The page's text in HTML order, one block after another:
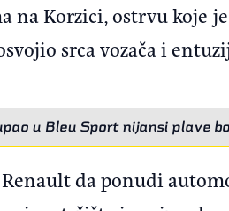
na Korzici, ostrvu koje
srca vozača i
u Bleu Sport nijansi plave
da ponudi